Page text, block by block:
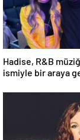
Hadise, R&B
ismiyle bir araya